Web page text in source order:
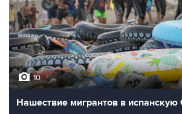
10
Нашествие мигрантов в испанскую